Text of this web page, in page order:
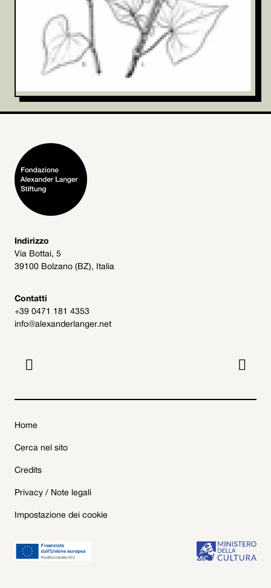
Indirizzo
Via Bottai, 5
39100 Bolzano (BZ), Italia
Contatti
+39 0471 181 4353
info@alexanderlanger.net
 
Home
Cerca nel sito
Credits
Privacy / Note legali
Impostazione dei cookie